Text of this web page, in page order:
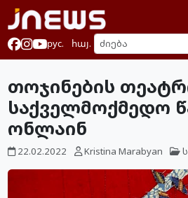
рус. հայ.
თოჯინების
საქველმოქმედო
ონლაინ
22.02.2022 Kristina Marabyan